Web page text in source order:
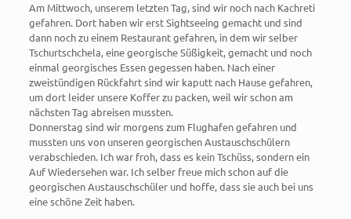
Am Mittwoch, unserem letzten Tag, sind wir noch nach Kachreti
gefahren. Dort haben wir erst Sightseeing gemacht und sind
dann noch zu einem Restaurant gefahren, in dem wir selber
Tschurtschchela, eine georgische Süßigkeit, gemacht und noch
einmal georgisches Essen gegessen haben. Nach einer
zweistündigen Rückfahrt sind wir kaputt nach Hause gefahren,
um dort leider unsere Koffer zu packen, weil wir schon am
nächsten Tag abreisen mussten.
Donnerstag sind wir morgens zum Flughafen gefahren und
mussten uns von unseren georgischen Austauschschülern
verabschieden. Ich war froh, dass es kein Tschüss, sondern ein
Auf Wiedersehen war. Ich selber freue mich schon auf die
georgischen Austauschschüler und hoffe, dass sie auch bei uns
eine schöne Zeit haben.